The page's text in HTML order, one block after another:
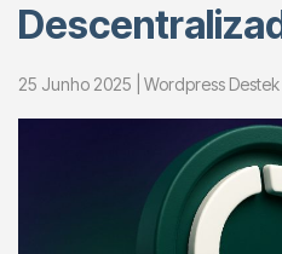
Ajuda
Futuros
Tema
25 Junho 2025 | Wordpress Destek |